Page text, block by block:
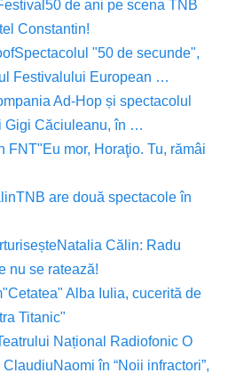
50 de ani pe scena TNB
Constantin!
Spectacolul "50 de secunde",
Festivalului European …
Ad-Hop și spectacolul
Gigi Căciuleanu, în …
FNT"Eu mor, Horaţio. Tu, rămâi
TNB are două spectacole în
Natalia Călin: Radu
nu se ratează!
"Cetatea" Alba Iulia, cucerită de
Titanic"
Național Radiofonic O
ClaudiuNaomi în “Noii infractori”,